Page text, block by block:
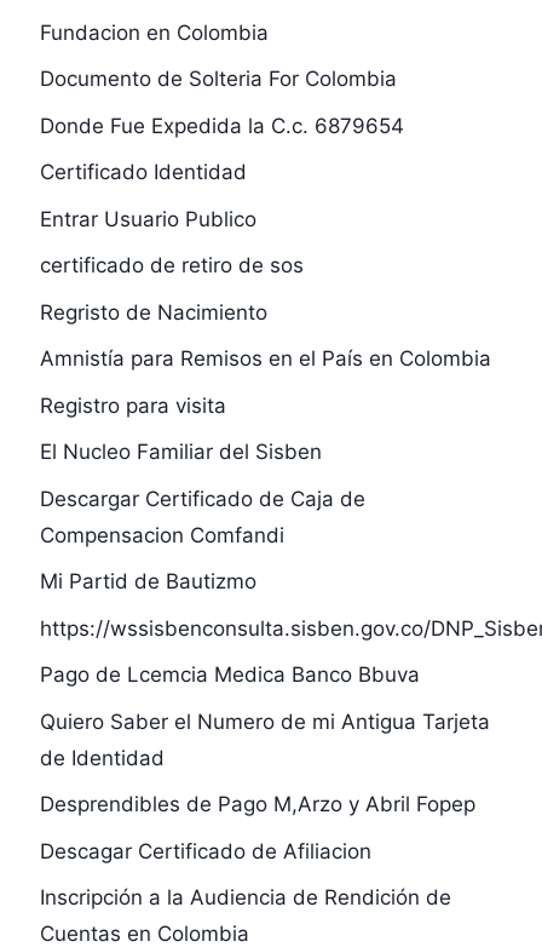
Fundacion en Colombia
Documento de Solteria For Colombia
Donde Fue Expedida la C.c. 6879654
Certificado Identidad
Entrar Usuario Publico
certificado de retiro de sos
Regristo de Nacimiento
Amnistía para Remisos en el País en Colombia
Registro para visita
El Nucleo Familiar del Sisben
Descargar Certificado de Caja de
Compensacion Comfandi
Mi Partid de Bautizmo
https://wssisbenconsulta.sisben.gov.co/
Pago de Lcemcia Medica Banco Bbuva
Quiero Saber el Numero de mi Antigua Tarjeta
de Identidad
Desprendibles de Pago M,Arzo y Abril Fopep
Descagar Certificado de Afiliacion
Inscripción a la Audiencia de Rendición de
Cuentas en Colombia